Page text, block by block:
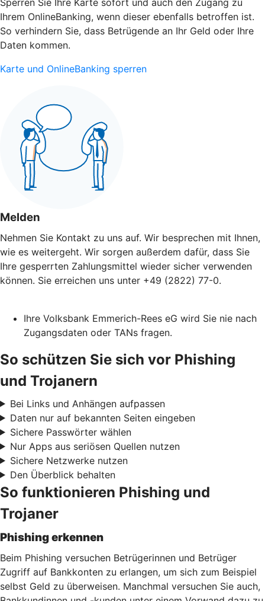
Ihrem OnlineBanking, wenn dieser ebenfalls betroffen ist.
So verhindern Sie, dass Betrügende an Ihr Geld oder Ihre
Daten kommen.
Karte und OnlineBanking sperren
Melden
Nehmen Sie Kontakt zu uns auf. Wir besprechen mit Ihnen,
wie es weitergeht. Wir sorgen außerdem dafür, dass Sie
Ihre gesperrten Zahlungsmittel wieder sicher verwenden
können. Sie erreichen uns unter +49 (2822) 77-0.
Ihre Volksbank Emmerich-Rees eG wird Sie nie nach
Zugangsdaten oder TANs fragen.
So schützen Sie sich vor Phishing
und Trojanern
Bei Links und Anhängen aufpassen
Daten nur auf bekannten Seiten eingeben
Sichere Passwörter wählen
Nur Apps aus seriösen Quellen nutzen
Sichere Netzwerke nutzen
Den Überblick behalten
So funktionieren Phishing und
Trojaner
Phishing erkennen
Beim Phishing versuchen Betrügerinnen und Betrüger
Zugriff auf Bankkonten zu erlangen, um sich zum Beispiel
selbst Geld zu überweisen. Manchmal versuchen Sie auch,